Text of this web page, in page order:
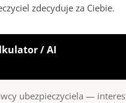
zdecyduje za Ciebie.
/ AI
ubezpieczyciela — interes